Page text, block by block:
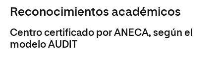
Reconocimientos académicos
Centro certificado por ANECA, según el
modelo AUDIT